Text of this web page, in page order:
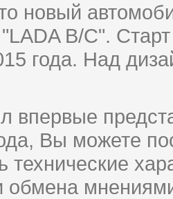
новый
B/C".
года. Над
впервые
Вы можете
технические